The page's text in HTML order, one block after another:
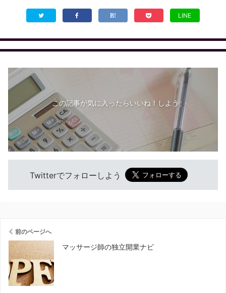
LINE
この記事が気に入ったらいいね！しよう
Twitterでフォローしよう
前のページへ
マッサージ師の独立開業ナビ